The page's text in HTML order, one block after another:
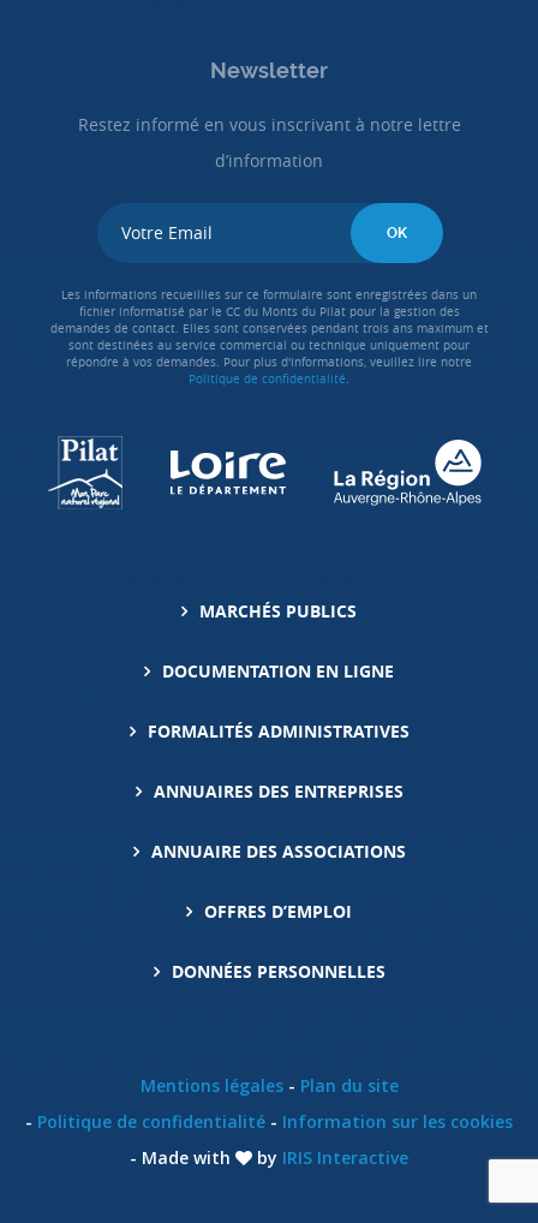
Newsletter
Restez informé en vous inscrivant à notre lettre
d’information
Les informations recueillies sur ce formulaire sont enregistrées dans un
fichier informatisé par le CC du Monts du Pilat pour la gestion des
demandes de contact. Elles sont conservées pendant trois ans maximum et
sont destinées au service commercial ou technique uniquement pour
répondre à vos demandes. Pour plus d'informations, veuillez lire notre
Politique de confidentialité.
MARCHÉS PUBLICS
DOCUMENTATION EN LIGNE
FORMALITÉS ADMINISTRATIVES
ANNUAIRES DES ENTREPRISES
ANNUAIRE DES ASSOCIATIONS
OFFRES D’EMPLOI
DONNÉES PERSONNELLES
Mentions légales
Plan du site
Politique de confidentialité
Information sur les cookies
Made with
by IRIS Interactive